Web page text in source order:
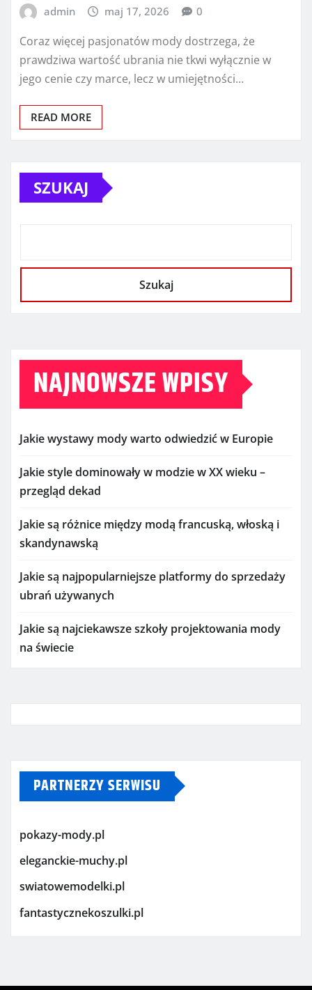
admin maj 17, 2026 0
Coraz więcej pasjonatów mody dostrzega, że
prawdziwa wartość ubrania nie tkwi wyłącznie w
jego cenie czy marce, lecz w umiejętności…
READ MORE
SZUKAJ
Szukaj
NAJNOWSZE WPISY
Jakie wystawy mody warto odwiedzić w Europie
Jakie style dominowały w modzie w XX wieku –
przegląd dekad
Jakie są różnice między modą francuską, włoską i
skandynawską
Jakie są najpopularniejsze platformy do sprzedaży
ubrań używanych
Jakie są najciekawsze szkoły projektowania mody
na świecie
PARTNERZY SERWISU
pokazy-mody.pl
eleganckie-muchy.pl
swiatowemodelki.pl
fantastycznekoszulki.pl